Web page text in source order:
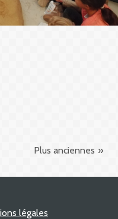
Plus anciennes
légales